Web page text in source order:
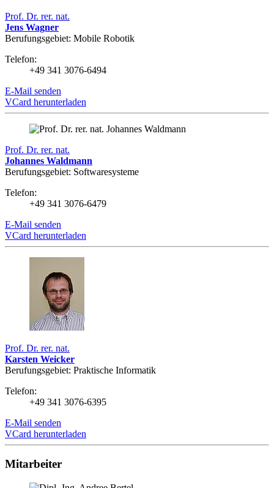
Prof. Dr. rer. nat.
Jens Wagner
Berufungsgebiet: Mobile Robotik
Telefon:
+49 341 3076-6494
E-Mail senden
VCard herunterladen
Prof. Dr. rer. nat.
Johannes Waldmann
Berufungsgebiet: Softwaresysteme
Telefon:
+49 341 3076-6479
E-Mail senden
VCard herunterladen
Prof. Dr. rer. nat.
Karsten Weicker
Berufungsgebiet: Praktische Informatik
Telefon:
+49 341 3076-6395
E-Mail senden
VCard herunterladen
Mitarbeiter